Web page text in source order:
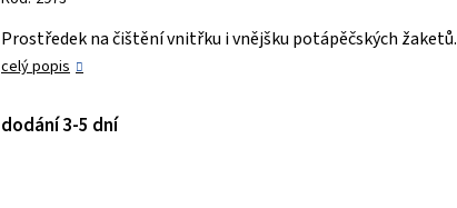
0,0
z 5
Prostředek na čištění vnitřku i vnějšku potápěčských žaketů.
celý popis
dodání 3-5 dní